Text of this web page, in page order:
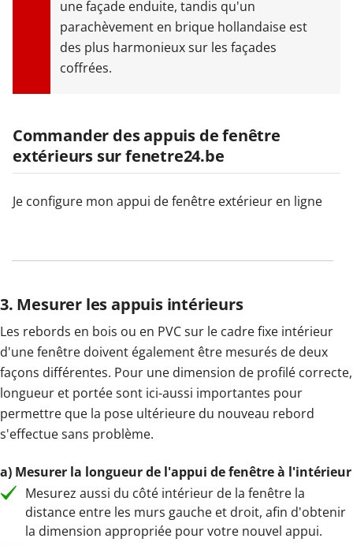
une façade enduite, tandis qu'un
parachèvement en brique hollandaise est
des plus harmonieux sur les façades
coffrées.
Commander des appuis de fenêtre
extérieurs sur fenetre24.be
Je configure mon appui de fenêtre extérieur en ligne
3. Mesurer les appuis intérieurs
Les rebords en bois ou en PVC sur le cadre fixe intérieur
d'une fenêtre doivent également être mesurés de deux
façons différentes. Pour une dimension de profilé correcte,
longueur et portée sont ici-aussi importantes pour
permettre que la pose ultérieure du nouveau rebord
s'effectue sans problème.
a) Mesurer la longueur de l'appui de fenêtre à l'intérieur
Mesurez aussi du côté intérieur de la fenêtre la
distance entre les murs gauche et droit, afin d'obtenir
la dimension appropriée pour votre nouvel appui.